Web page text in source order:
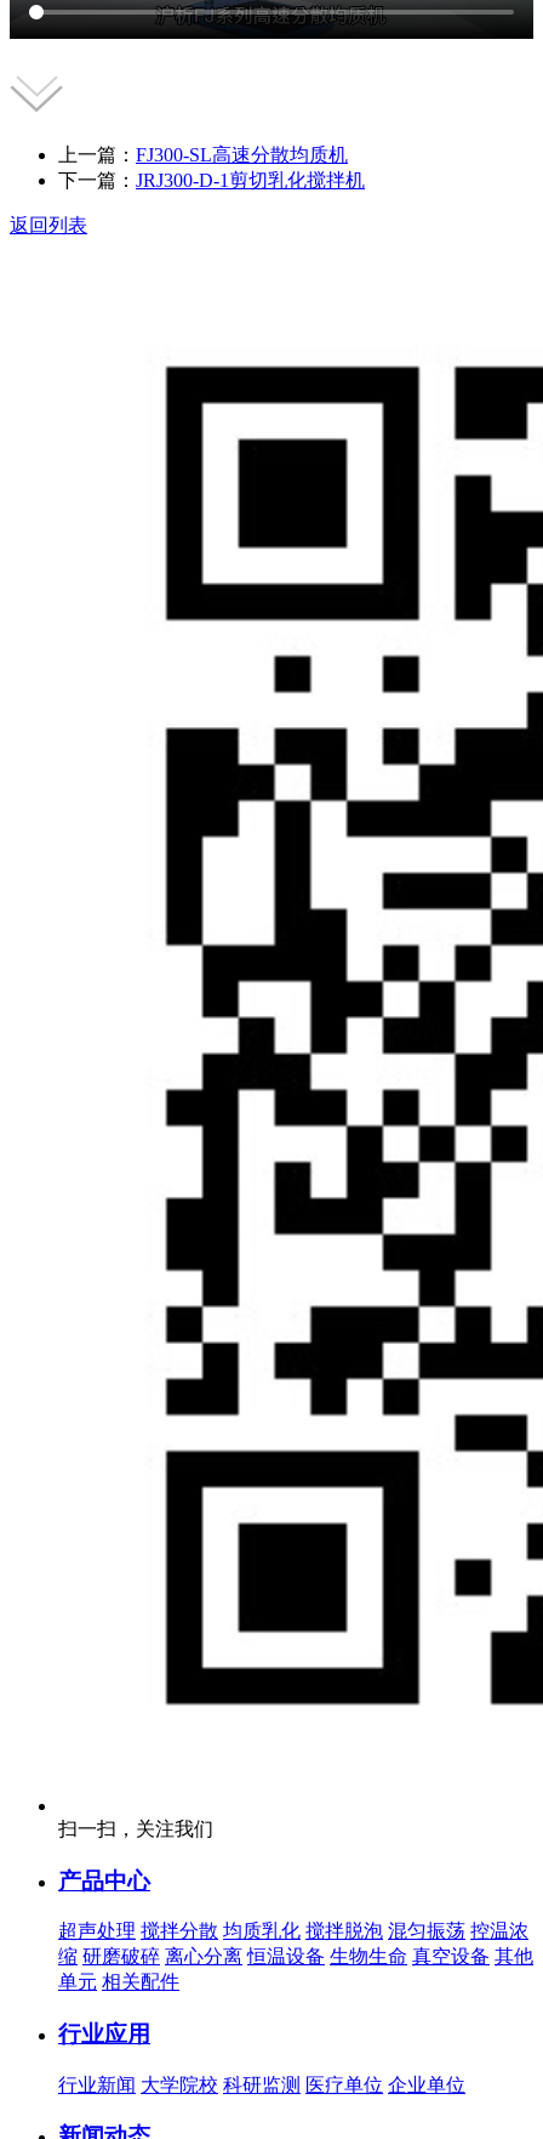
上一篇： FJ300-SL高速分散均质机
下一篇： JRJ300-D-1剪切乳化搅拌机
返回列表
扫一扫，关注我们
产品中心
超声处理 搅拌分散 均质乳化 搅拌脱泡 混匀振荡 控温浓
缩 研磨破碎 离心分离 恒温设备 生物生命 真空设备 其他
单元 相关配件
行业应用
行业新闻 大学院校 科研监测 医疗单位 企业单位